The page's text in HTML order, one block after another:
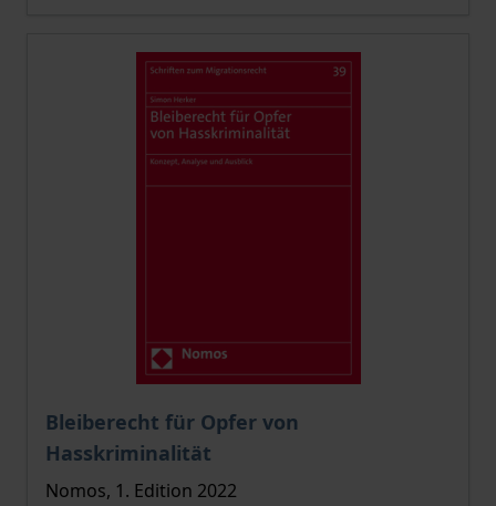
Bleiberecht für Opfer von
Hasskriminalität
The price depends on the options chosen on the
Nomos, 1. Edition 2022